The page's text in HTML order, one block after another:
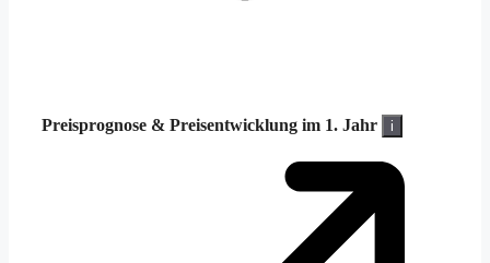
Preisprognose & Preisentwicklung im 1. Jahr i